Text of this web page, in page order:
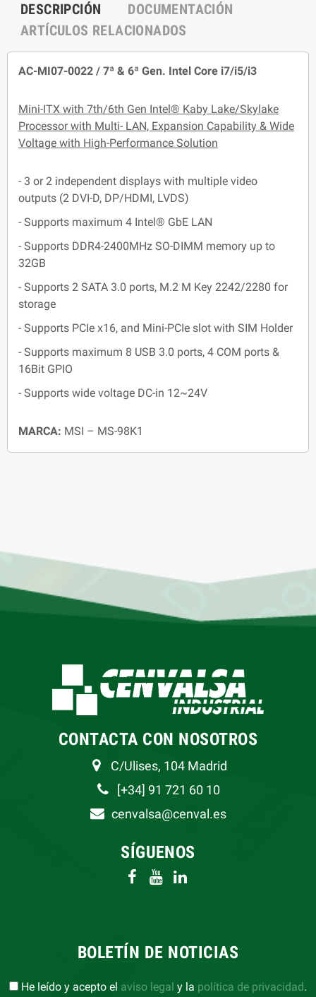
DESCRIPCIÓN
DOCUMENTACIÓN
ARTÍCULOS RELACIONADOS
AC-MI07-0022 / 7ª & 6ª Gen. Intel Core i7/i5/i3
Mini-ITX with 7th/6th Gen Intel® Kaby Lake/Skylake
Processor with Multi- LAN, Expansion Capability & Wide
Voltage with High-Performance Solution
- 3 or 2 independent displays with multiple video
outputs (2 DVI-D, DP/HDMI, LVDS)
- Supports maximum 4 Intel® GbE LAN
- Supports DDR4-2400MHz SO-DIMM memory up to
32GB
- Supports 2 SATA 3.0 ports, M.2 M Key 2242/2280 for
storage
- Supports PCIe x16, and Mini-PCIe slot with SIM Holder
- Supports maximum 8 USB 3.0 ports, 4 COM ports &
16Bit GPIO
- Supports wide voltage DC-in 12~24V
MARCA: MSI – MS-98K1
CONTACTA CON NOSOTROS
C/Ulises, 104 Madrid
[+34] 91 721 60 10
cenvalsa@cenval.es
SÍGUENOS
BOLETÍN DE NOTICIAS
He leído y acepto el aviso legal y la política de privacidad.